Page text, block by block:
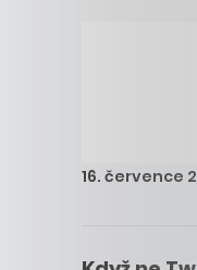
16. července